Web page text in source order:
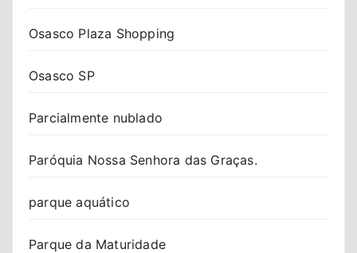
Osasco Plaza Shopping
Osasco SP
Parcialmente nublado
Paróquia Nossa Senhora das Graças.
parque aquático
Parque da Maturidade